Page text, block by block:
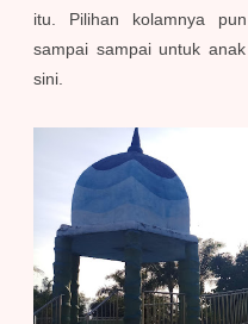
itu. Pilihan kolamnya
sampai sampai untuk
sini.